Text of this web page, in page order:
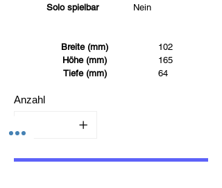
Solo spielbar
Nein
Breite (mm)
102
Höhe (mm)
165
Tiefe (mm)
64
Anzahl